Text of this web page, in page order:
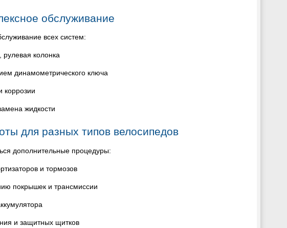
обслуживание
всех систем:
рулевая колонка
динамометрического ключа
коррозии
жидкости
для разных типов велосипедов
дополнительные процедуры:
и тормозов
покрышек и трансмиссии
и защитных щитков